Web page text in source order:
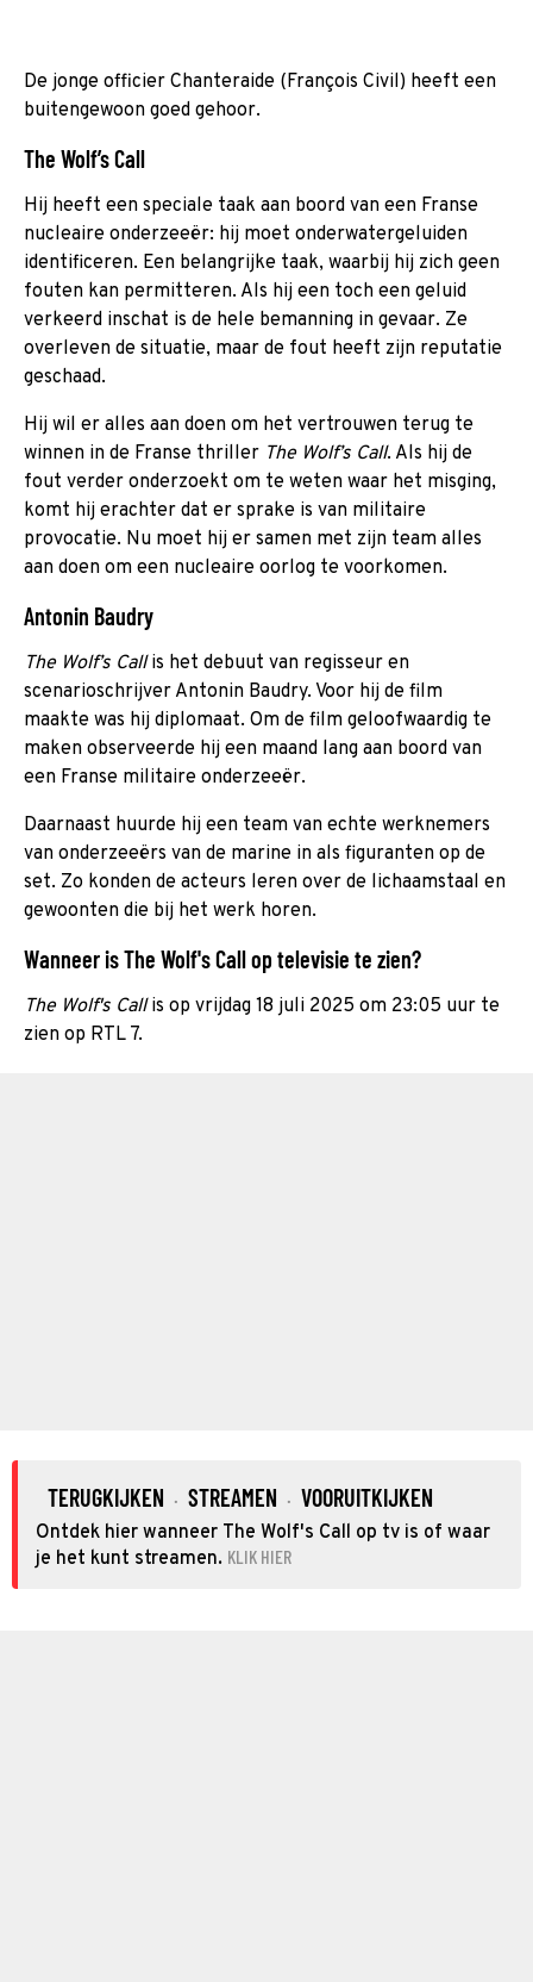
De jonge officier Chanteraide (François Civil) heeft een
buitengewoon goed gehoor.
The Wolf’s Call
Hij heeft een speciale taak aan boord van een Franse
nucleaire onderzeeër: hij moet onderwatergeluiden
identificeren. Een belangrijke taak, waarbij hij zich geen
fouten kan permitteren. Als hij een toch een geluid
verkeerd inschat is de hele bemanning in gevaar. Ze
overleven de situatie, maar de fout heeft zijn reputatie
geschaad.
Hij wil er alles aan doen om het vertrouwen terug te
winnen in de Franse thriller The Wolf’s Call. Als hij de
fout verder onderzoekt om te weten waar het misging,
komt hij erachter dat er sprake is van militaire
provocatie. Nu moet hij er samen met zijn team alles
aan doen om een nucleaire oorlog te voorkomen.
Antonin Baudry
The Wolf’s Callis het debuut van regisseur en
scenarioschrijver Antonin Baudry. Voor hij de film
maakte was hij diplomaat. Om de film geloofwaardig te
maken observeerde hij een maand lang aan boord van
een Franse militaire onderzeeër.
Daarnaast huurde hij een team van echte werknemers
van onderzeeërs van de marine in als figuranten op de
set. Zo konden de acteurs leren over de lichaamstaal en
gewoonten die bij het werk horen.
Wanneer is The Wolf's Call op televisie te zien?
The Wolf's Callis op vrijdag 18 juli 2025 om 23:05 uur te
zien op RTL 7.
TERUGKIJKEN · STREAMEN · VOORUITKIJKEN
Ontdek hier wanneer The Wolf's Call op tv is of waar
je het kunt streamen. KLIK HIER